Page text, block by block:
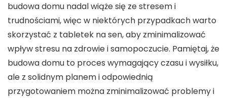
budowa domu nadal wiąże się ze stresem i
trudnościami, więc w niektórych przypadkach warto
skorzystać z tabletek na sen, aby zminimalizować
wpływ stresu na zdrowie i samopoczucie. Pamiętaj, że
budowa domu to proces wymagający czasu i wysiłku,
ale z solidnym planem i odpowiednią
przygotowaniem można zminimalizować problemy i